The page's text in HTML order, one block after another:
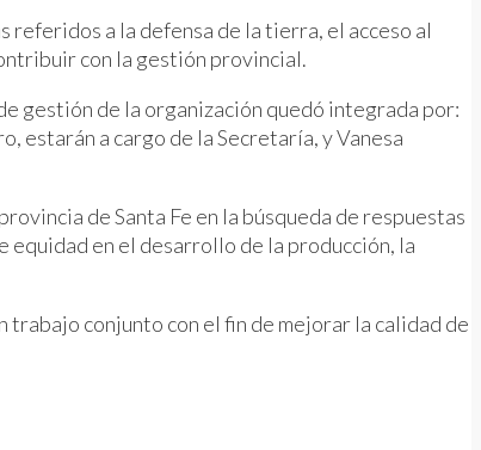
referidos a la defensa de la tierra, el acceso al
con la gestión provincial.
gestión de la organización quedó integrada por:
estarán a cargo de la Secretaría, y Vanesa
de Santa Fe en la búsqueda de respuestas
equidad en el desarrollo de la producción, la
trabajo conjunto con el fin de mejorar la calidad de